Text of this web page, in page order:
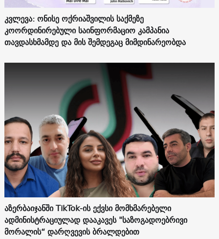
კვლევა: ონისე ოქრიაშვილის საქმეზე
კოორდინირებული საინფორმაციო კამპანია
თავდასხმამდე და მის შემდეგაც მიმდინარეობდა
აზერბაიჯანში TikTok-ის ექვსი მომხმარებელი
ადმინისტრაციულად დააკავეს "საზოგადოებრივი
მორალის“ დარღვევის ბრალდებით